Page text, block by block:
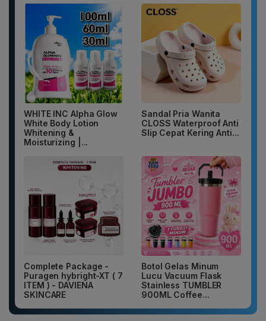
WHITE INC Alpha Glow
White Body Lotion
Whitening &
Moisturizing |...
Sandal Pria Wanita
CLOSS Waterproof Anti
Slip Cepat Kering Anti...
Complete Package -
Puragen hybright-XT ( 7
ITEM ) - DAVIENA
SKINCARE
Botol Gelas Minum
Lucu Vacuum Flask
Stainless TUMBLER
900ML Coffee...